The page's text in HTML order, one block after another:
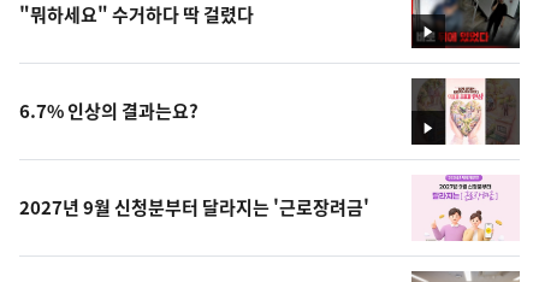
영
상
"뭐하세요" 수거하다 딱 걸렸다
영
상
6.7% 인상의 결과는요?
2027년 9월 신청분부터 달라지는 '근로장려금'